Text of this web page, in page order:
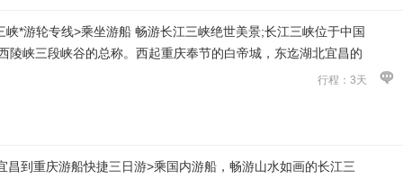
*游轮专线>乘坐游船 畅游长江三峡绝世美景;长江三峡位于中国
陵峡三段峡谷的总称。西起重庆奉节的白帝城，东迄湖北宜昌的
行程：3天
昌到重庆游船快捷三日游>乘国内游船，畅游山水如画的长江三